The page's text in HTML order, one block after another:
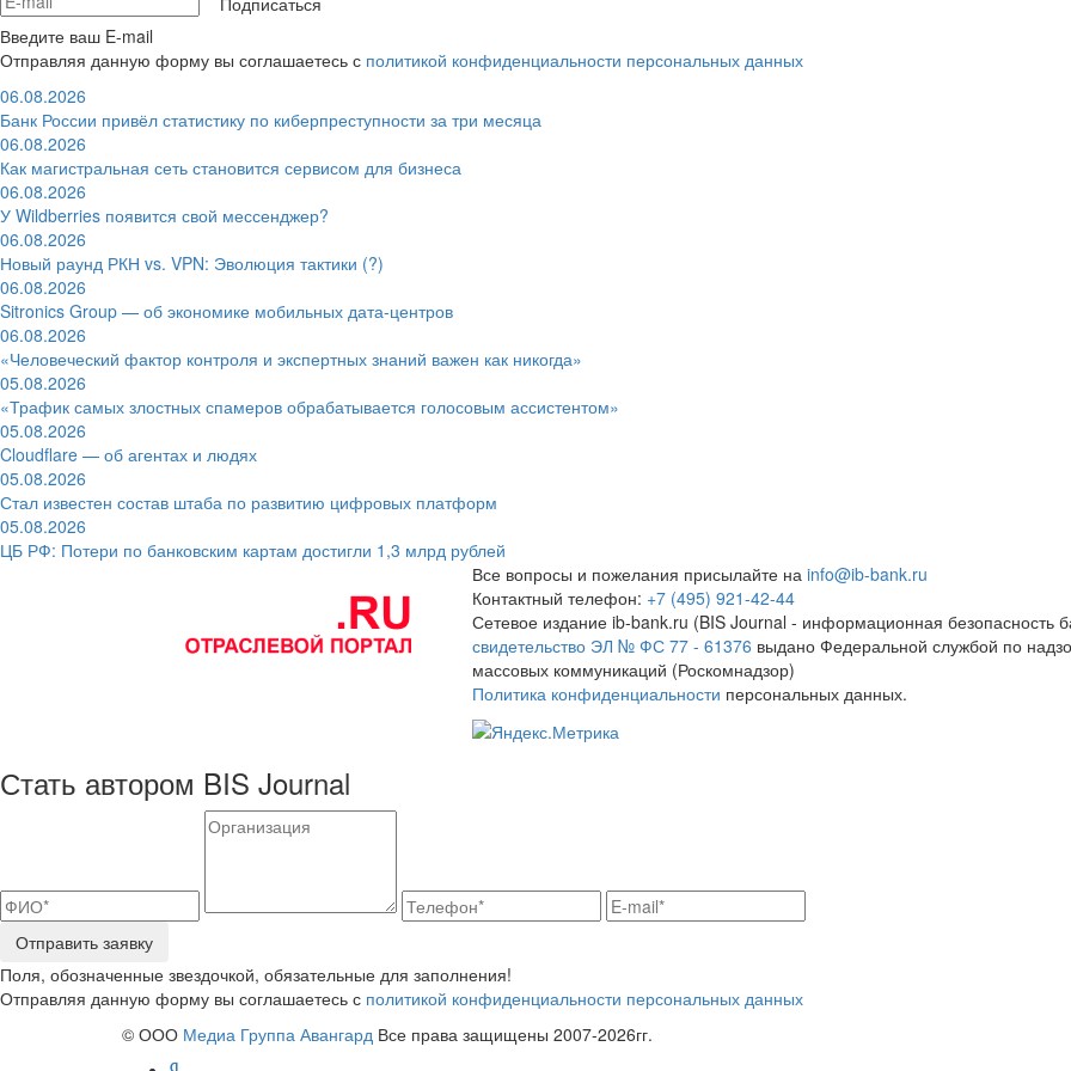
Введите ваш E-mail
Отправляя данную форму вы соглашаетесь с политикой конфиденциальности персональных данных
06.08.2026
Банк России привёл статистику по киберпреступности за три месяца
06.08.2026
Как магистральная сеть становится сервисом для бизнеса
06.08.2026
У Wildberries появится свой мессенджер?
06.08.2026
Новый раунд РКН vs. VPN: Эволюция тактики (?)
06.08.2026
Sitronics Group — об экономике мобильных дата-центров
06.08.2026
«Человеческий фактор контроля и экспертных знаний важен как никогда»
05.08.2026
«Трафик самых злостных спамеров обрабатывается голосовым ассистентом»
05.08.2026
Cloudflare — об агентах и людях
05.08.2026
Стал известен состав штаба по развитию цифровых платформ
05.08.2026
ЦБ РФ: Потери по банковским картам достигли 1,3 млрд рублей
Все вопросы и пожелания присылайте на info@ib-bank.ru
Контактный телефон: +7 (495) 921-42-44
Сетевое издание ib-bank.ru (BIS Journal - информационная безопасность
свидетельство ЭЛ № ФС 77 - 61376 выдано Федеральной службой по
массовых коммуникаций (Роскомнадзор)
Политика конфиденциальности персональных данных.
Стать автором BIS Journal
Отправить заявку
Поля, обозначенные звездочкой, обязательные для заполнения!
Отправляя данную форму вы соглашаетесь с политикой конфиденциальности персональных данных
© ООО Медиа Группа Авангард Все права защищены 2007-2026гг.